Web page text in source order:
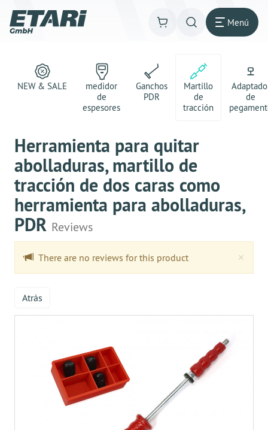
Menú
NEW & SALE
medidor
de
espesores
Ganchos
PDR
Martillo
de
tracción
de
Herramienta para quitar
abolladuras, martillo de
tracción de dos caras como
herramienta para abolladuras,
PDR Reviews
×
There are no reviews for this product
Atrás